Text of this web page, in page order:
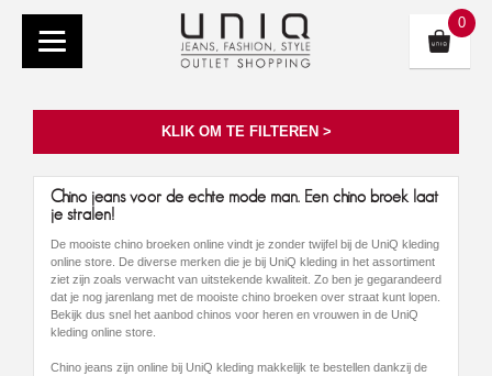
0
KLIK OM TE FILTEREN >
Chino jeans voor de echte mode man. Een chino broek laat
je stralen!
De mooiste chino broeken online vindt je zonder twijfel bij de UniQ kleding
online store. De diverse merken die je bij UniQ kleding in het assortiment
ziet zijn zoals verwacht van uitstekende kwaliteit. Zo ben je gegarandeerd
dat je nog jarenlang met de mooiste chino broeken over straat kunt lopen.
Bekijk dus snel het aanbod chinos voor heren en vrouwen in de UniQ
kleding online store.
Chino jeans zijn online bij UniQ kleding makkelijk te bestellen dankzij de